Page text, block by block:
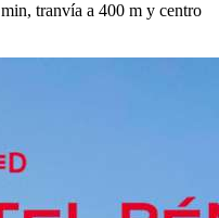
tranvía a 400 m y centro